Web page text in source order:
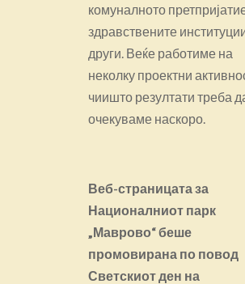
комуналното
здравствените
други. Веќе работиме на
неколку проектни
чиишто резултати треба
очекуваме наскоро.
Веб-страницата за
Националниот парк
„Маврово“ беше
промовирана по повод
Светскиот ден на